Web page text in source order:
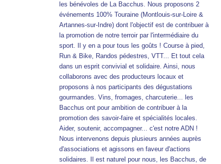
les bénévoles de La Bacchus. Nous proposons 2
événements 100% Touraine (Montlouis-sur-Loire &
Artannes-sur-Indre) dont l'objectif est de contribuer à
la promotion de notre terroir par l'intermédiaire du
sport. Il y en a pour tous les goûts ! Course à pied,
Run & Bike, Randos pédestres, VTT... Et tout cela
dans un esprit convivial et solidaire. Ainsi, nous
collaborons avec des producteurs locaux et
proposons à nos participants des dégustations
gourmandes. Vins, fromages, charcuterie... les
Bacchus ont pour ambition de contribuer à la
promotion des savoir-faire et spécialités locales.
Aider, soutenir, accompagner... c'est notre ADN !
Nous intervenons depuis plusieurs années auprès
d'associations et agissons en faveur d'actions
solidaires. Il est naturel pour nous, les Bacchus, de